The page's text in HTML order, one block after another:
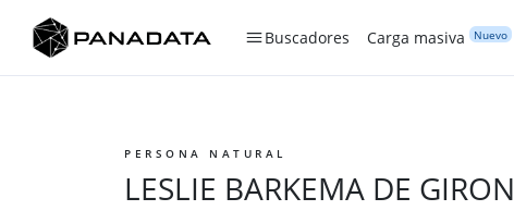
Buscadores Carga masiva Nuevo
PERSONA NATURAL
LESLIE BARKEMA DE GIRON